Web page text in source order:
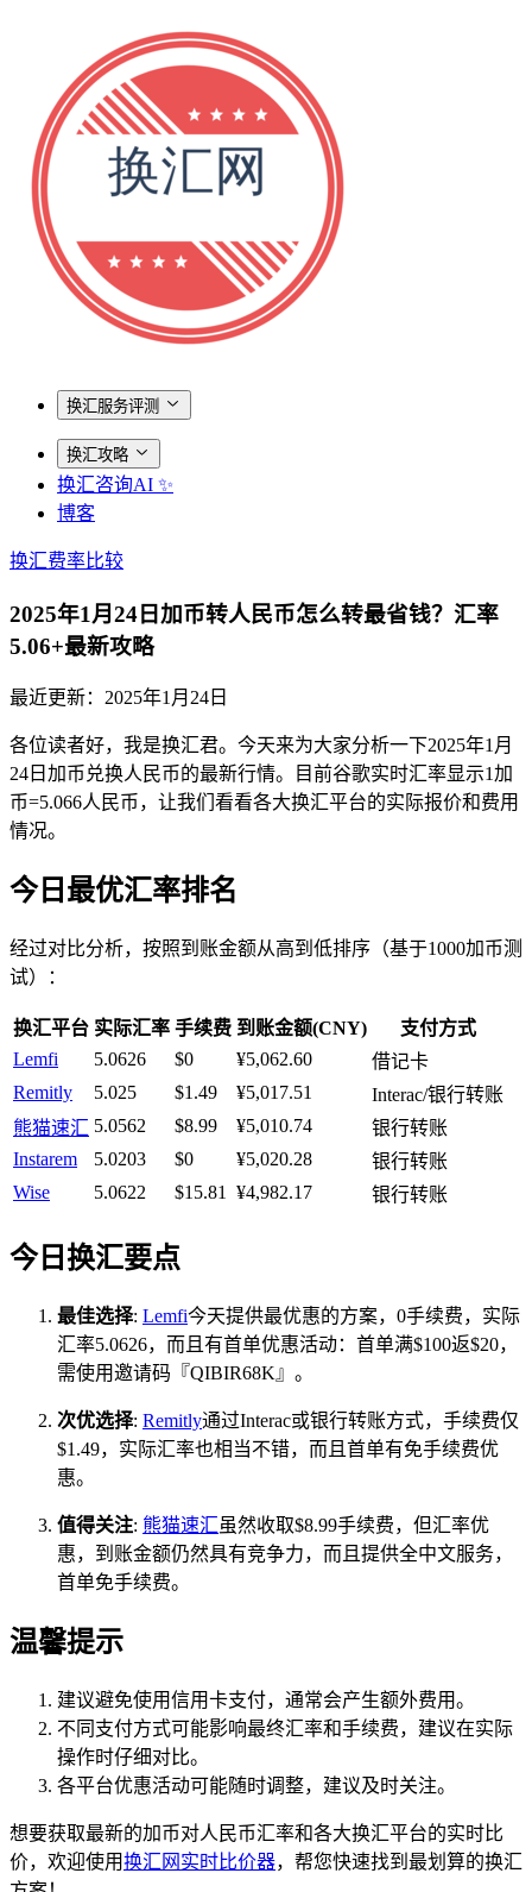
换汇服务评测
换汇攻略
换汇咨询AI ✨
博客
换汇费率比较
2025年1月24日加币转人民币怎么转最省钱？汇率
5.06+最新攻略
最近更新： 2025年1月24日
各位读者好，我是换汇君。今天来为大家分析一下2025年1月
24日加币兑换人民币的最新行情。目前谷歌实时汇率显示1加
币=5.066人民币，让我们看看各大换汇平台的实际报价和费用
情况。
今日最优汇率排名
经过对比分析，按照到账金额从高到低排序（基于1000加币测
试）：
换汇平台 实际汇率 手续费 到账金额(CNY)
支付方式
Lemfi
5.0626 $0 ¥5,062.60
借记卡
Remitly
5.025 $1.49 ¥5,017.51
Interac/银行转账
熊猫速汇 5.0562 $8.99 ¥5,010.74
银行转账
Instarem
5.0203 $0 ¥5,020.28
银行转账
Wise
5.0622 $15.81 ¥4,982.17 银行转账
今日换汇要点
最佳选择: Lemfi今天提供最优惠的方案，0手续费，实际
汇率5.0626，而且有首单优惠活动：首单满$100返$20，
需使用邀请码『QIBIR68K』。
次优选择: Remitly通过Interac或银行转账方式，手续费仅
$1.49，实际汇率也相当不错，而且首单有免手续费优
惠。
值得关注: 熊猫速汇虽然收取$8.99手续费，但汇率优
惠，到账金额仍然具有竞争力，而且提供全中文服务，
首单免手续费。
温馨提示
建议避免使用信用卡支付，通常会产生额外费用。
不同支付方式可能影响最终汇率和手续费，建议在实际
操作时仔细对比。
各平台优惠活动可能随时调整，建议及时关注。
想要获取最新的加币对人民币汇率和各大换汇平台的实时比
价，欢迎使用换汇网实时比价器，帮您快速找到最划算的换汇